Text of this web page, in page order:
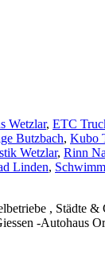
Wetzlar, ETC
Butzbach, Kubo
Wetzlar, Rinn
Linden,
, Städte
-Autohaus